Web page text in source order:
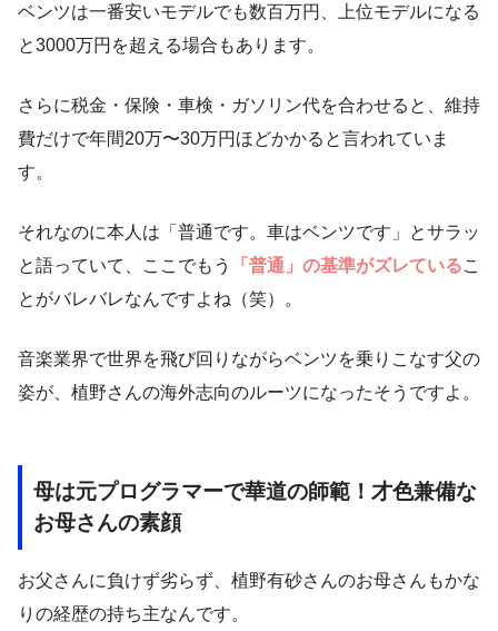
ベンツは一番安いモデルでも数百万円、上位モデルになる
と3000万円を超える場合もあります。
さらに税金・保険・車検・ガソリン代を合わせると、維持
費だけで年間20万〜30万円ほどかかると言われていま
す。
それなのに本人は「普通です。車はベンツです」とサラッ
と語っていて、ここでもう
「普通」の基準がズレているこ
とがバレバレなんですよね（笑）。
音楽業界で世界を飛び回りながらベンツを乗りこなす父の
姿が、植野さんの海外志向のルーツになったそうですよ。
母は元プログラマーで華道の師範！才色兼備な
お母さんの素顔
お父さんに負けず劣らず、植野有砂さんのお母さんもかな
りの経歴の持ち主なんです。